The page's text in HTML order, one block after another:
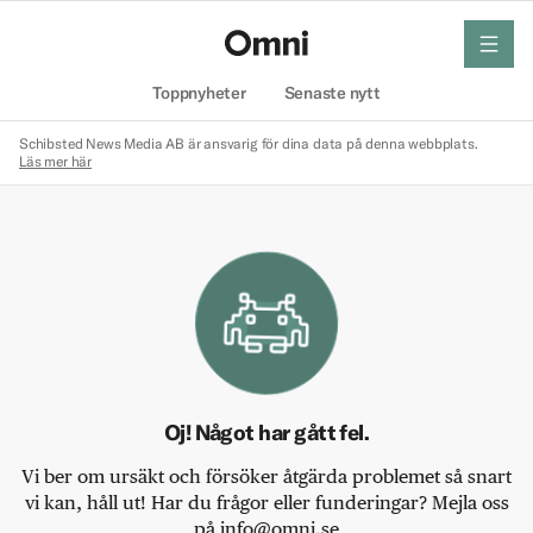
Toppnyheter Senaste nytt
meny
Schibsted News Media AB är ansvarig för dina data på denna webbplats.
Läs mer här
Oj! Något har gått fel.
Vi ber om ursäkt och försöker åtgärda problemet så snart
vi kan, håll ut! Har du frågor eller funderingar? Mejla oss